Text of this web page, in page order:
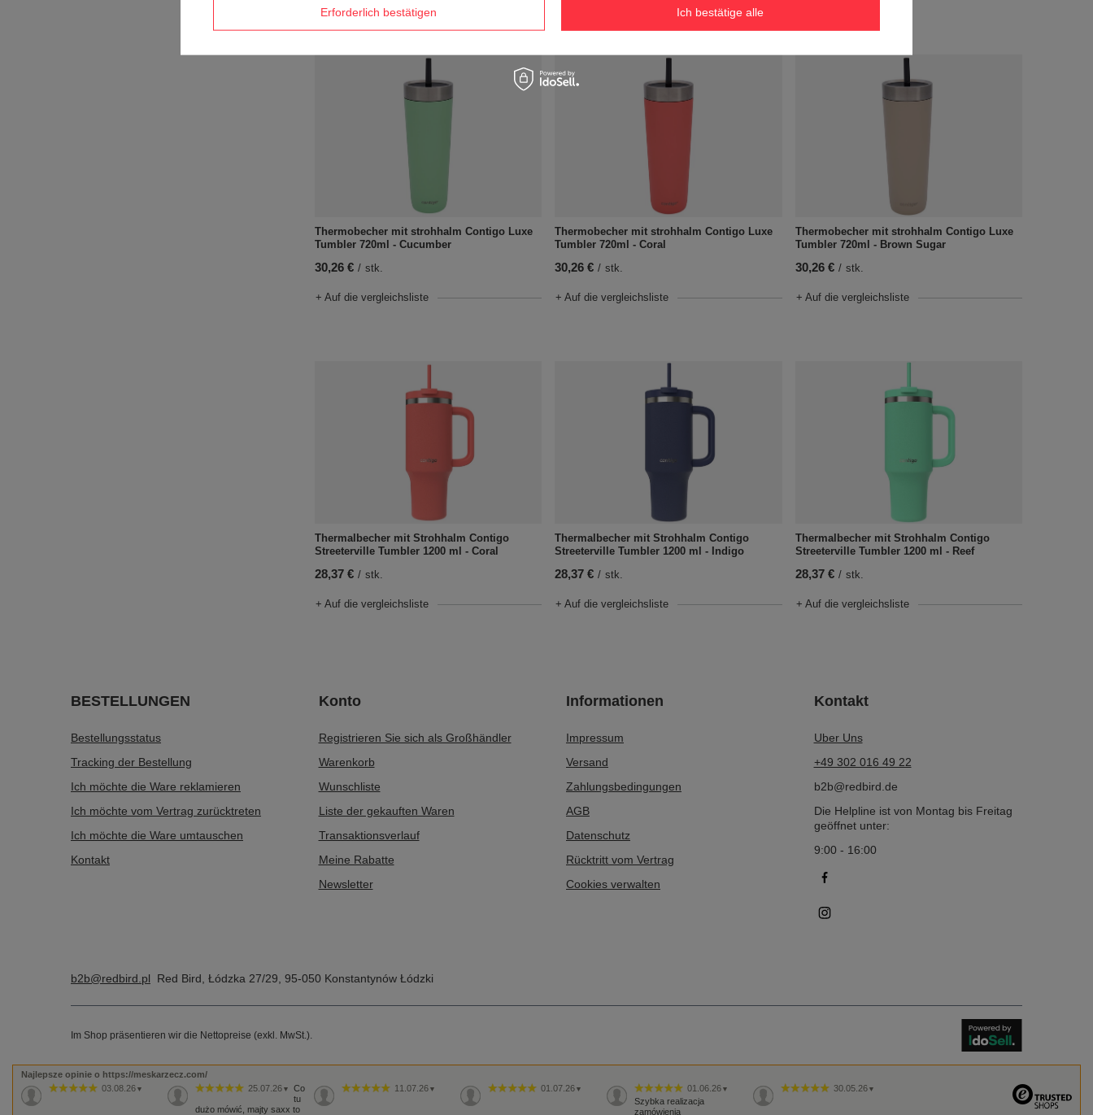
Thermobecher mit strohhalm Contigo Luxe
Tumbler 720ml - Cucumber
30,26 € / stk.
+ Auf die vergleichsliste
Thermobecher mit strohhalm Contigo Luxe
Tumbler 720ml - Coral
30,26 € / stk.
+ Auf die vergleichsliste
Thermobecher mit strohhalm Contigo Luxe
Tumbler 720ml - Brown Sugar
30,26 € / stk.
+ Auf die vergleichsliste
Thermalbecher mit Strohhalm Contigo
Streeterville Tumbler 1200 ml - Coral
28,37 € / stk.
+ Auf die vergleichsliste
Thermalbecher mit Strohhalm Contigo
Streeterville Tumbler 1200 ml - Indigo
28,37 € / stk.
+ Auf die vergleichsliste
Thermalbecher mit Strohhalm Contigo
Streeterville Tumbler 1200 ml - Reef
28,37 € / stk.
+ Auf die vergleichsliste
BESTELLUNGEN
Bestellungsstatus
Tracking der Bestellung
Ich möchte die Ware reklamieren
Ich möchte vom Vertrag zurücktreten
Ich möchte die Ware umtauschen
Kontakt
Konto
Registrieren Sie sich als Großhändler
Warenkorb
Wunschliste
Liste der gekauften Waren
Transaktionsverlauf
Meine Rabatte
Newsletter
Informationen
Impressum
Versand
Zahlungsbedingungen
AGB
Datenschutz
Rücktritt vom Vertrag
Cookies verwalten
Kontakt
Uber Uns
+49 302 016 49 22
b2b@redbird.de
Die Helpline ist von Montag bis Freitag
geöffnet unter:
9:00 - 16:00
b2b@redbird.pl Red Bird Łódzka 27/29 95-050 Konstantynów Łódzki
Im Shop präsentieren wir die Nettopreise (exkl. MwSt.).
Najlepsze opinie o https://meskarzecz.com/
03.08.26 ▼ 25.07.26 ▼
Co
tu
dużo mówić, majty saxx to
11.07.26 ▼ 01.07.26 ▼ 01.06.26 ▼
Szybka realizacja
zamówienia
30.05.26 ▼
Erforderlich bestätigen Ich bestätige alle